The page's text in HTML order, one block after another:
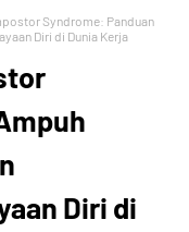
Syndrome: Panduan
Diri di Dunia Kerja
Diri di